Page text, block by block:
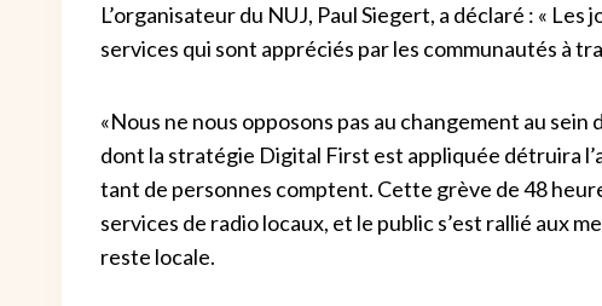
L’organisateur du NUJ, Paul Siegert, a déclaré : «
services qui sont appréciés par les communautés à
«Nous ne nous opposons pas au changement au sein
dont la stratégie Digital First est appliquée détruira
tant de personnes comptent. Cette grève de 48
services de radio locaux, et le public s’est rallié aux
reste locale.